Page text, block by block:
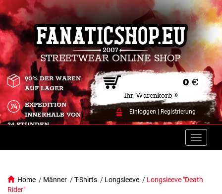
0 €
Ihr Warenkorb »
Einloggen Registrierung
90% DER WAREN
AUF LAGER
EXPEDITION
INNERHALB VON
24 STUNDEN.
Toggle
Home / Männer /T-Shirts / Longsleeve / Longsleeve "Death
Rider"